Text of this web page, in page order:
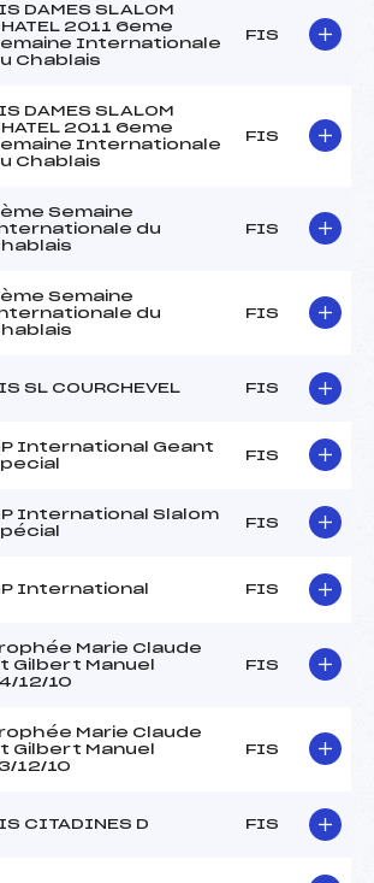
DAMES SLALOM
2011 6eme
Internationale
Chablais
FIS
DAMES SLALOM
2011 6eme
Internationale
Chablais
FIS
Semaine
du
FIS
Semaine
du
FIS
SL COURCHEVEL FIS
International Geant
FIS
International Slalom
FIS
International FIS
Marie Claude
Gilbert Manuel
12/10
FIS
Marie Claude
Gilbert Manuel
12/10
FIS
CITADINES D FIS